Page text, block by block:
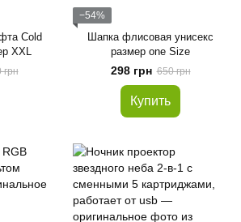
Cold
XXL
грн
−54%
Шапка флисовая унисекс
размер one Size
298 грн 650 грн
Купить